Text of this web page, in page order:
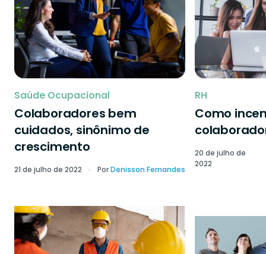
Saúde Ocupacional
Colaboradores bem
cuidados, sinônimo de
crescimento
21 de julho de 2022 PorDenisson Fernandes
RH
Como
20 de julho de
2022